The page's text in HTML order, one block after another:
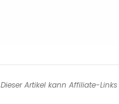
Dieser Artikel kann Affiliate-